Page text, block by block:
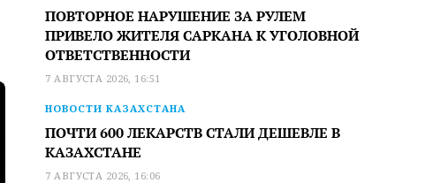
ПОВТОРНОЕ НАРУШЕНИЕ ЗА РУЛЕМ
ПРИВЕЛО ЖИТЕЛЯ САРКАНА К УГОЛОВНОЙ
ОТВЕТСТВЕННОСТИ
7 АВГУСТА 2026, 16:51
НОВОСТИ КАЗАХСТАНА
ПОЧТИ 600 ЛЕКАРСТВ СТАЛИ ДЕШЕВЛЕ В
КАЗАХСТАНЕ
7 АВГУСТА 2026, 16:06